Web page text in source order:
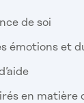
de soi
émotions et
en matière